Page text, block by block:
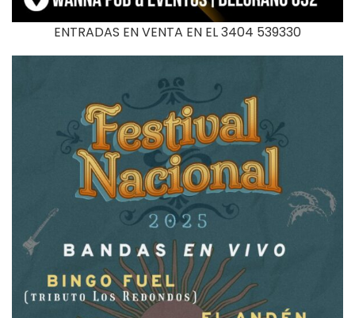
ENTRADAS EN VENTA EN EL 3404 539330